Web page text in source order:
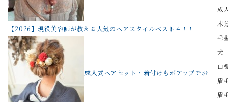
【2026】現役美容師が教える人気のヘアスタイルベスト４！！
成人式ヘアセット・着付けもボアップでお
成
未
毛
犬
白
眉
眉